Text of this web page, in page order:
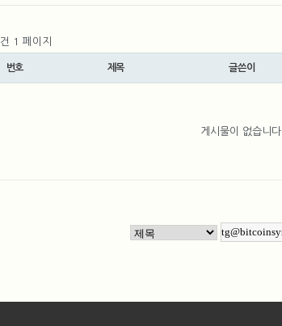
1 페이지
번호 제목 글쓴이
게시물이 없습니다.